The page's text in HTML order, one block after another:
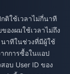
ติใช้เวลาไม่กี่นาที
งผมใช้เวลาไม่ถึง
นาทีในช่วงที่มีผู้ใช้
กการซื้อในแอป
อบ User ID ของ